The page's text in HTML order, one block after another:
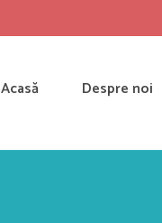
Acasă Despre noi